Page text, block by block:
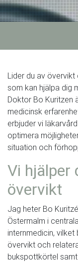
Lider du av
som kan hjälpa dig
Doktor Bo Kuritzen
medicinsk
erbjuder vi
optimera
situation och
Vi hjälper
övervikt
Jag heter Bo
Östermalm i
internmedicin,
övervikt och
bukspottkörtel